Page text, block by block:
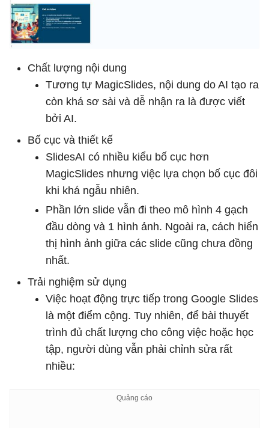
Chất lượng nội dung
Tương tự MagicSlides, nội dung do AI tạo ra
còn khá sơ sài và dễ nhận ra là được viết
bởi AI.
Bố cục và thiết kế
SlidesAI có nhiều kiểu bố cục hơn
MagicSlides nhưng việc lựa chọn bố cục đôi
khi khá ngẫu nhiên.
Phần lớn slide vẫn đi theo mô hình 4 gạch
đầu dòng và 1 hình ảnh. Ngoài ra, cách hiển
thị hình ảnh giữa các slide cũng chưa đồng
nhất.
Trải nghiệm sử dụng
Việc hoạt động trực tiếp trong Google Slides
là một điểm cộng. Tuy nhiên, để bài thuyết
trình đủ chất lượng cho công việc hoặc học
tập, người dùng vẫn phải chỉnh sửa rất
nhiều: